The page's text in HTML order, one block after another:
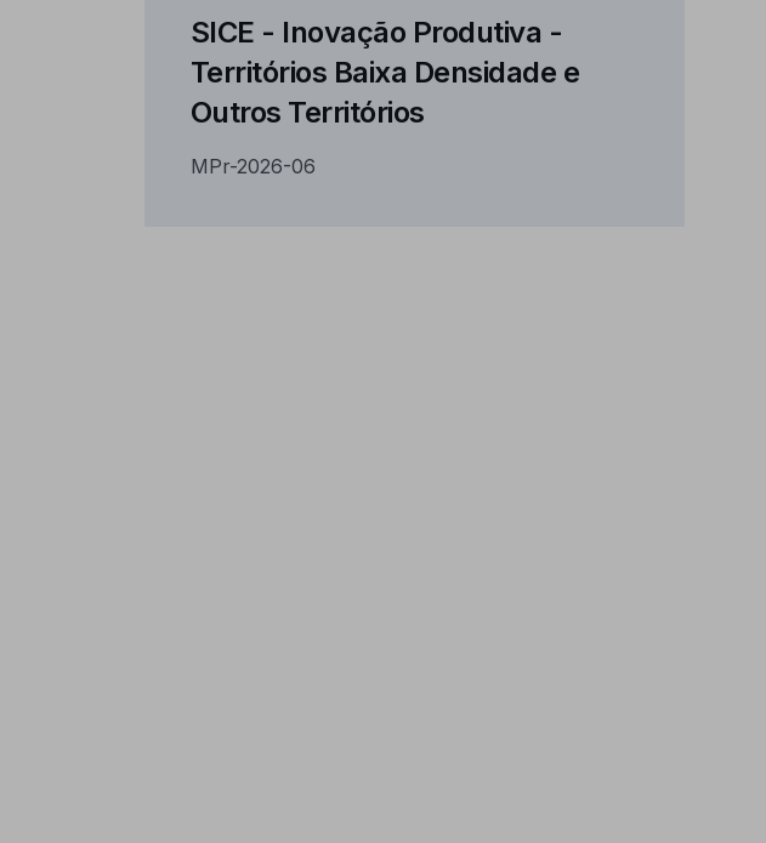
SICE - Inovação Produtiva -
Territórios Baixa Densidade e
Outros Territórios
MPr-2026-06